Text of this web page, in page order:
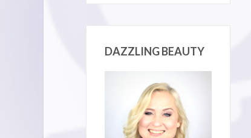
DAZZLING BEAUTY